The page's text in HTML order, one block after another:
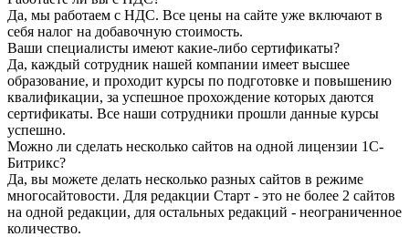
Да, мы работаем с НДС. Все цены на сайте уже включают в
себя налог на добавочную стоимость.
Ваши специалисты имеют какие-либо сертификаты?
Да, каждый сотрудник нашей компании имеет высшее
образование, и проходит курсы по подготовке и повышению
квалификации, за успешное прохождение которых даются
сертификаты. Все наши сотрудники прошли данные курсы
успешно.
Можно ли сделать несколько сайтов на одной лицензии 1С-
Битрикс?
Да, вы можете делать несколько разных сайтов в режиме
многосайтовости. Для редакции Старт - это не более 2 сайтов
на одной редакции, для остальных редакций - неограниченное
количество.